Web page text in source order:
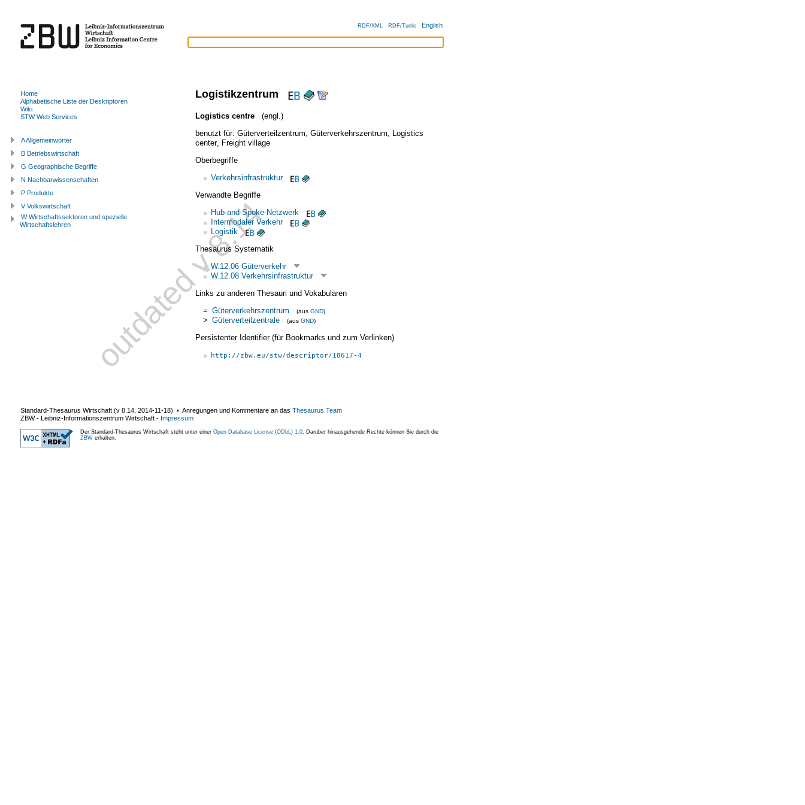
RDF/XML RDF/Turtle English
Logistikzentrum
Logistics centre
(engl.)
benutzt für: Güterverteilzentrum Güterverkehrszentrum
Logistics
center, Freight village
Oberbegriffe
Verkehrsinfrastruktur
Verwandte Begriffe
Hub-and-Spoke-Netzwerk
Intermodaler Verkehr
Logistik
Thesaurus Systematik
W.12.06 Güterverkehr
W.12.08 Verkehrsinfrastruktur
Links zu anderen Thesauri und Vokabularen
= Güterverkehrszentrum (aus GND)
> Güterverteilzentrale (aus GND)
Persistenter Identifier (für Bookmarks und zum Verlinken)
http://zbw.eu/stw/descriptor/18617-4
Home
Alphabetische Liste der Deskriptoren
Wiki
STW Web Services
A Allgemeinwörter
B Betriebswirtschaft
G Geographische Begriffe
N Nachbarwissenschaften
P Produkte
V Volkswirtschaft
W Wirtschaftssektoren und spezielle
Wirtschaftslehren
Standard-Thesaurus Wirtschaft (v 8.14 2014-11-18) ▪ Anregungen und Kommentare an das Thesaurus Team
ZBW - Leibniz-Informationszentrum Wirtschaft - Impressum
Der Standard-Thesaurus Wirtschaft steht unter einer Open Database License (ODbL) 1.0 . Darüber hinausgehende Rechte können Sie durch die
ZBW erhalten.